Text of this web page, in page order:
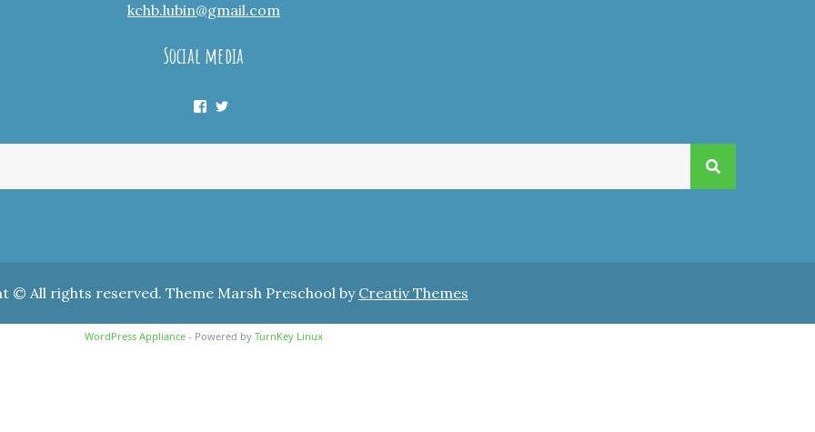
kchb.lubin@gmail.com
Social media
Facebook
© All rights reserved. Theme Marsh Preschool by Creativ Themes
WordPress Appliance - Powered by TurnKey Linux